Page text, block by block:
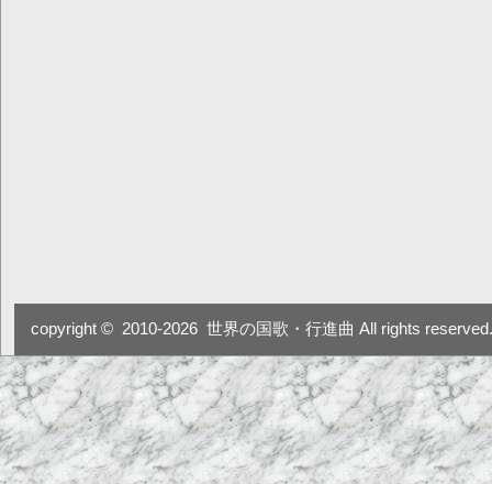
copyright © 2010-2026 世界の国歌・行進曲 All rights reserved.